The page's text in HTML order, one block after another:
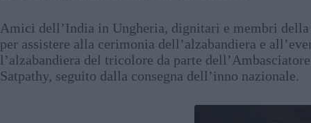
Amici dell’India in Ungheria, dignitari e membri
per assistere alla cerimonia dell’alzabandiera e
l’alzabandiera del tricolore da parte
Satpathy, seguito dalla consegna dell’inno nazionale.